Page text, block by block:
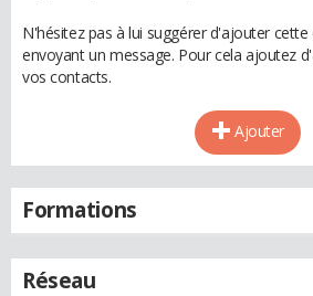
N'hésitez pas à lui suggérer d'ajouter cette
envoyant un message. Pour cela ajoutez
vos contacts.
Ajouter
Formations
Réseau